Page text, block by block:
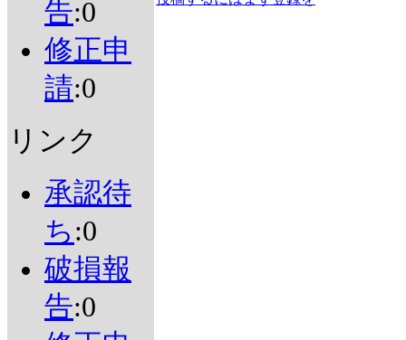
告:0
修正申
請:0
リンク
承認待
ち :0
破損報
告:0